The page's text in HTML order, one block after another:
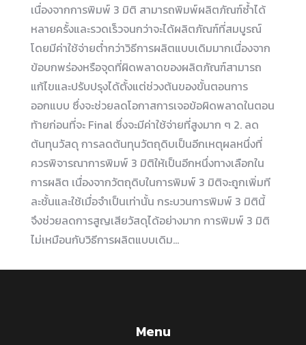
เนื่องจากการพิมพ์ 3 มิติ สามารถพิมพ์ผลิตภัณฑ์ซ้ำได้
หลายครั้งและรวดเร็วจนกว่าจะได้ผลิตภัณฑ์ที่สมบูรณ์
โดยมีค่าใช้จ่ายต่ำกว่าวิธีการผลิตแบบเดิมมากเนื่องจาก
ข้อบกพร่องหรือจุดที่ผิดพลาดของผลิตภัณฑ์สามารถ
แก้ไขและปรับปรุงได้ตั้งแต่ช่วงต้นของขั้นตอนการ
ออกแบบ ซึ่งจะช่วยลดโอกาสการเจอข้อผิดพลาดในตอน
ท้ายก่อนที่จะ Final ซึ่งจะมีค่าใช้จ่ายที่สูงมาก ๆ 2. ลด
ต้นทุนวัสดุ การลดต้นทุนวัตถุดิบเป็นอีกเหตุผลหนึ่งที่
ควรพิจารณาการพิมพ์ 3 มิติให้เป็นอีกหนึ่งทางเลือกใน
การผลิต เนื่องจากวัตถุดิบในการพิมพ์ 3 มิติจะถูกเพิ่มที
ละชั้นและใช้เมื่อจำเป็นเท่านั้น กระบวนการพิมพ์ 3 มิตินี้
จึงช่วยลดการสูญเสียวัสดุได้อย่างมาก การพิมพ์ 3 มิติ
ไม่เหมือนกับวิธีการผลิตแบบเดิม…
Menu